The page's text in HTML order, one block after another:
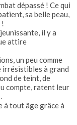
dépassé ! Ce qui
sa belle peau,
!
il y a
attire
un peu comme
irrésistibles à grand
de teint, de
compte, ratent leur
à tout âge grâce à